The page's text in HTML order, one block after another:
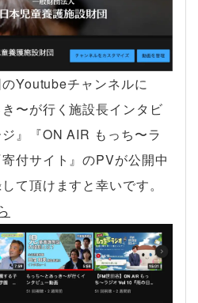
Youtubeチャンネルに
〜が行く施設長インタビ
』『ON AIR もっち〜ラ
付サイト』のPVが公開中
て頂けますと幸いです。